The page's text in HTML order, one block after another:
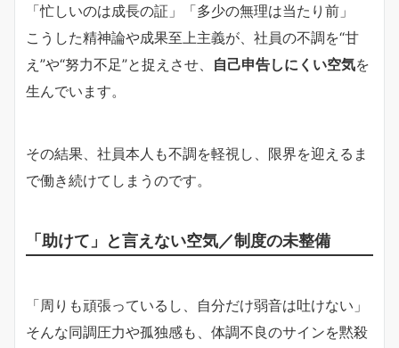
「忙しいのは成長の証」「多少の無理は当たり前」
こうした精神論や成果至上主義が、社員の不調を“甘
え”や“努力不足”と捉えさせ、 自己申告しにくい空気を
生んでいます。
その結果、社員本人も不調を軽視し、限界を迎えるま
で働き続けてしまうのです。
「助けて」と言えない空気／制度の未整備
「周りも頑張っているし、自分だけ弱音は吐けない」
そんな同調圧力や孤独感も、体調不良のサインを黙殺